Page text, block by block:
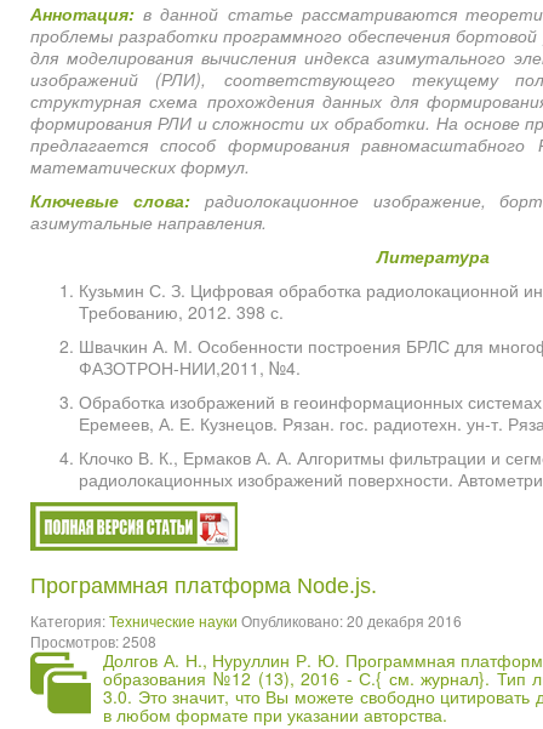
Аннотация: в данной статье рассматриваются
проблемы разработки программного обеспечения
для моделирования вычисления индекса азимутального
изображений (РЛИ), соответствующего текущему
структурная схема прохождения данных для
формирования РЛИ и сложности их обработки. На основе
предлагается способ формирования равномасштабного
математических формул.
Ключевые слова:радиолокационное изображение,
азимутальные направления.
Литература
Кузьмин С. З. Цифровая обработка радиолокационной
Требованию, 2012. 398 с.
Швачкин А. М. Особенности построения БРЛС для
ФАЗОТРОН-НИИ,2011, №4.
Обработка изображений в геоинформационных
Еремеев, А. Е. Кузнецов. Рязан. гос. радиотехн. ун-т.
Клочко В. К., Ермаков А. А. Алгоритмы фильтрации и
радиолокационных изображений поверхности.
Программная платформа Node.js.
Категория:Технические науки Опубликовано: 20 декабря 2016
Просмотров: 2508
Долгов А. Н., Нуруллин Р. Ю. Программная
образования №12 (13), 2016 - С.{см. журнал}. Тип
3.0. Это значит, что Вы можете свободно
в любом формате при указании авторства.